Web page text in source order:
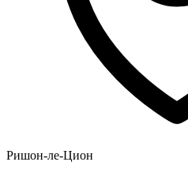
Ришон-ле-Цион